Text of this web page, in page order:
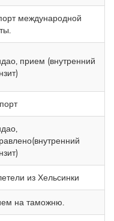
международной
прием (внутренний
из Хельсинки
на таможню.